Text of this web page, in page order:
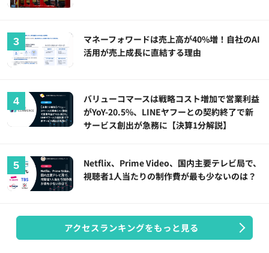
マネーフォワードは売上高が40%増！自社のAI
活用が売上成長に直結する理由
バリューコマースは戦略コスト増加で営業利益
がYoY-20.5%、LINEヤフーとの契約終了で新
サービス創出が急務に【決算1分解説】
Netflix、Prime Video、国内主要テレビ局で、
視聴者1人当たりの制作費が最も少ないのは？
アクセスランキングをもっと見る